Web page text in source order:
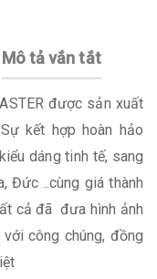
Mô tả vắn tắt
được sản xuất
kết hợp hoàn hảo
dáng tinh tế, sang
Đức ..cùng giá thành
cả đã đưa hình ảnh
công chúng, đồng